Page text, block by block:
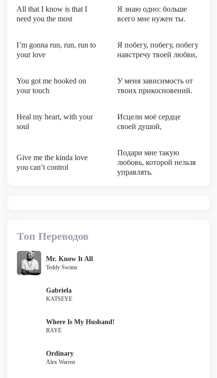
All that I know is that I
need you the most
Я знаю одно: больше
всего мне нужен ты.
I’m gonna run, run, run to
your lovе
Я побегу, побегу, побегу
навстречу твоей любви,
You got me hooked on
your touch
У меня зависимость от
твоих прикосновений.
Heal my heart, with your
soul
Исцели моё сердце
своей душой,
Give me the kinda love
you can’t control
Подари мне такую
любовь, которой нельзя
управлять.
Топ Переводов
Mr. Know It All
Teddy Swims
Gabriela
KATSEYE
Where Is My Husband!
RAYE
Ordinary
Alex Warren